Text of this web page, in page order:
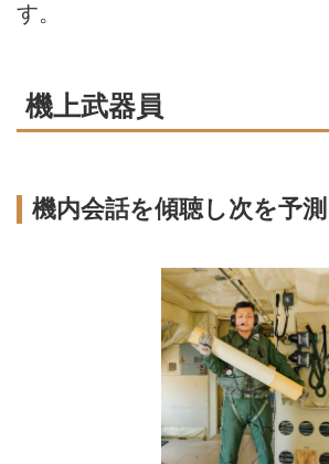
す。
機上武器員
機内会話を傾聴し次を予